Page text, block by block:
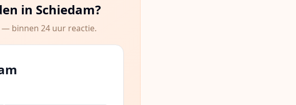
in Schiedam?
— binnen 24 uur reactie.